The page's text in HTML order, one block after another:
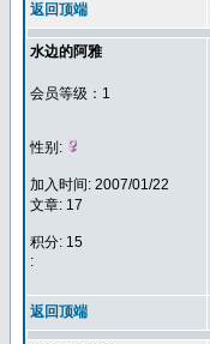
返回顶端
水边的阿雅
会员等级：1
性别:
加入时间: 2007/01/22
文章: 17
积分: 15
:
返回顶端